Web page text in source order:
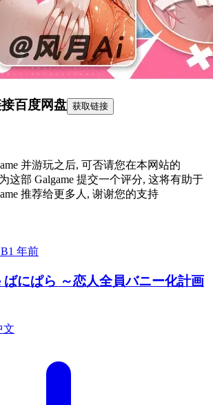
百度网盘 获取链接
并游玩之后, 可否请您在本网站的
为这部 Galgame 提交一个评分, 这将有助于
推荐给更多人, 谢谢您的支持
1 年前
ばにぱら ～恋人全員バニー化計画
文